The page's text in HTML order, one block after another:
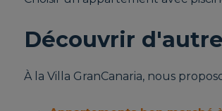
Découvrir
À la Villa GranCanaria, nous